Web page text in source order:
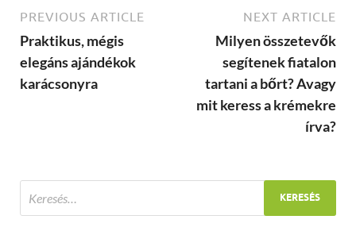
PREVIOUS ARTICLE
Praktikus, mégis
elegáns ajándékok
karácsonyra
NEXT ARTICLE
Milyen összetevők
segítenek fiatalon
tartani a bőrt? Avagy
mit keress a krémekre
írva?